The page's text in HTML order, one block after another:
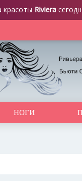
красоты Riviera
НОГИ